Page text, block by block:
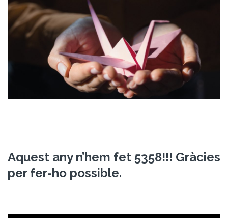
Aquest any n’hem fet 5358!!! Gràcies
per fer-ho possible.